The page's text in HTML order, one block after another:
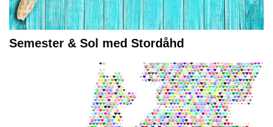
Semester & Sol med Stordåhd